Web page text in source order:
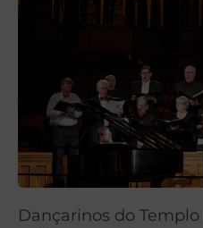
Dançarinos do